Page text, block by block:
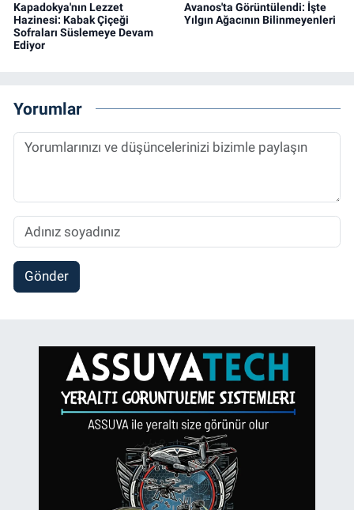
Kapadokya'nın Lezzet
Hazinesi: Kabak Çiçeği
Sofraları Süslemeye Devam
Ediyor
Avanos'ta Görüntülendi: İşte
Yılgın Ağacının Bilinmeyenleri
Yorumlar
Gönder